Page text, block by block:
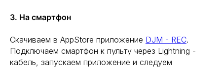
3. На смартфон
Скачиваем в AppStore приложение DJM - REC.
Подключаем смартфон к пульту через Lightning -
кабель, запускаем приложение и следуем